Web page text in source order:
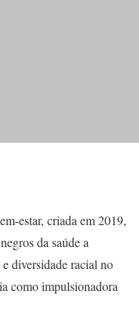
estar, criada em 2019,
da saúde a
diversidade racial no
como impulsionadora